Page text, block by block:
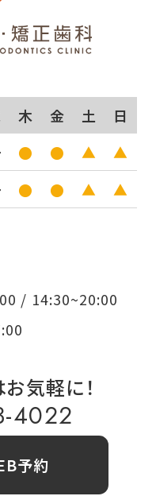
木 金 土
日
● ● ▲
▲
● ● ▲ ▲
/ 14:30~20:00
気軽に！
4022
予約